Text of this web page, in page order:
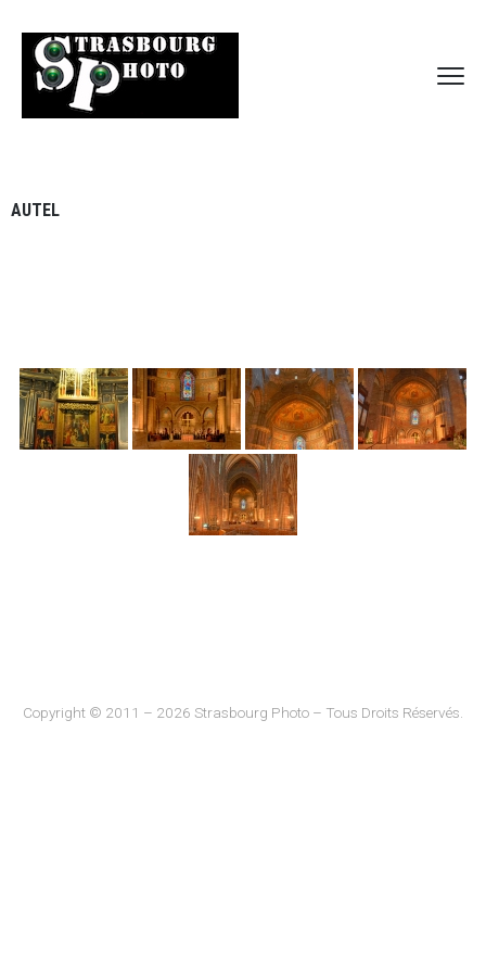
AUTEL
Copyright © 2011 – 2026 Strasbourg Photo – Tous Droits Réservés.